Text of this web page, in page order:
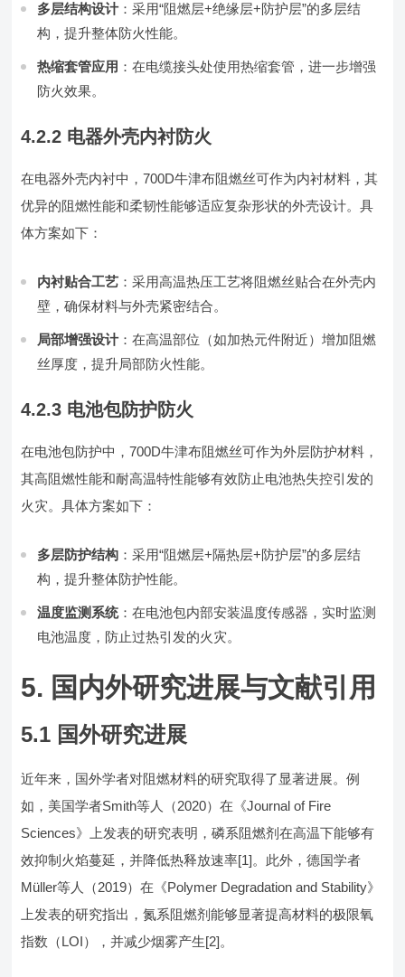
多层结构设计：采用“阻燃层+绝缘层+防护层”的多层结
构，提升整体防火性能。
热缩套管应用 ：在电缆接头处使用热缩套管，进一步增强
防火效果。
4.2.2 电器外壳内衬防火
在电器外壳内衬中，700D牛津布阻燃丝可作为内衬材料，其
优异的阻燃性能和柔韧性能够适应复杂形状的外壳设计。具
体方案如下：
内衬贴合工艺 ：采用高温热压工艺将阻燃丝贴合在外壳内
壁，确保材料与外壳紧密结合。
局部增强设计：在高温部位（如加热元件附近）增加阻燃
丝厚度，提升局部防火性能。
4.2.3 电池包防护防火
在电池包防护中，700D牛津布阻燃丝可作为外层防护材料，
其高阻燃性能和耐高温特性能够有效防止电池热失控引发的
火灾。具体方案如下：
多层防护结构 ：采用“阻燃层+隔热层+防护层”的多层结
构，提升整体防护性能。
温度监测系统：在电池包内部安装温度传感器，实时监测
电池温度，防止过热引发的火灾。
5. 国内外研究进展与文献引用
5.1 国外研究进展
近年来，国外学者对阻燃材料的研究取得了显著进展。例
如，美国学者Smith等人（2020）在《Journal of Fire
Sciences》上发表的研究表明，磷系阻燃剂在高温下能够有
效抑制火焰蔓延，并降低热释放速率[1]。此外，德国学者
Müller等人（2019）在《Polymer Degradation and Stability》
上发表的研究指出，氮系阻燃剂能够显著提高材料的极限氧
指数（LOI），并减少烟雾产生[2]。